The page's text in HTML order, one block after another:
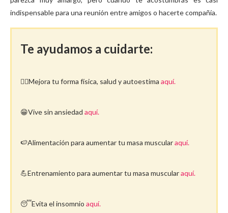
indispensable para una reunión entre amigos o hacerte compañía.
Te ayudamos a cuidarte:
🤸‍♀️Mejora tu forma física, salud y autoestima aquí.
😁Vive sin ansiedad aquí.
🍉Alimentación para aumentar tu masa muscularaquí.
💪Entrenamiento para aumentar tu masa muscularaquí.
😴Evita el insomnio aquí.